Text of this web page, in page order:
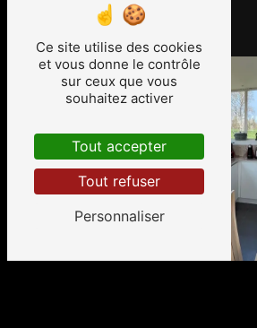
CONTACTEZ-NOUS
Ce site utilise des cookies
et vous donne le contrôle
sur ceux que vous
souhaitez activer
Tout accepter
Tout refuser
Personnaliser